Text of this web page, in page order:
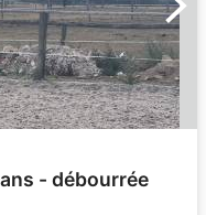
- débourrée